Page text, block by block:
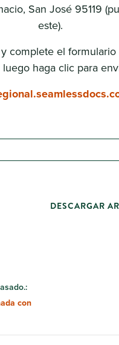
San José 95119
este).
complete el
luego haga clic para
con
DESCARGAR